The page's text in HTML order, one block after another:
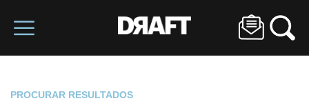
PROCURAR RESULTADOS